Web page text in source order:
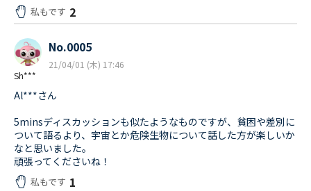
私もです 2
Sh***
No.0005
21/04/01 (木) 17:46
Al***さん
5minsディスカッションも似たようなものですが、貧困や差別に
ついて語るより、宇宙とか危険生物について話した方が楽しいか
なと思いました。
頑張ってくださいね！
私もです 1